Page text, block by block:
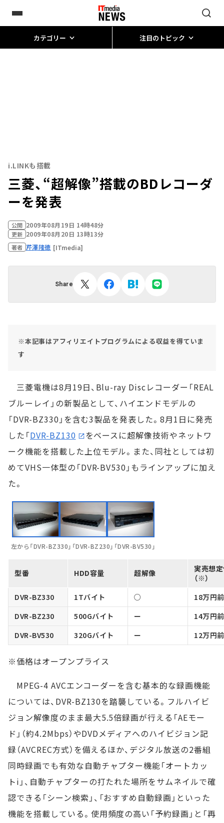
カテゴリー 注目のトピック
i.LINKも搭載
三菱、“超解像”搭載のBDレコーダ
ーを発表
公開 2009年08月19日 14時48分
更新 2009年08月20日 13時13分
著者 芹澤隆徳 [ITmedia]
Share
※本記事はアフィリエイトプログラムによる収益を得ていま
す
三菱電機は8月19日、Blu-ray Discレコーダー「REAL
ブルーレイ」の新製品として、ハイエンドモデルの
「DVR-BZ330」を含む3製品を発表した。8月1日に発売
した「DVR-BZ130
をベースに超解像技術やネットワ
ーク機能を搭載した上位モデル。また、同社としては初
めてVHS一体型の「DVR-BV530」もラインアップに加え
た。
左から「DVR-BZ330」「DVR-BZ230」「DVR-BV530」
型番 HDD容量 超解像
実売想
（※）
DVR-BZ330
1Tバイト ○
18万円
DVR-BZ230
500Gバイト ー
14万円
DVR-BV530
320Gバイト ー 12万円
※価格はオープンプライス
MPEG-4 AVCエンコーダーを含む基本的な録画機能
については、DVR-BZ130を踏襲している。フルハイビ
ジョン解像度のまま最大5.5倍録画が行える「AEモー
ド」（約4.2Mbps）やDVDメディアへのハイビジョン記
録（AVCREC方式）を備えるほか、デジタル放送の2番組
同時録画でも有効な自動チャプター機能「オートカッ
トi」、自動チャプターの打たれた場所をサムネイルで確
認できる「シーン検索」、「おすすめ自動録画」といった
機能を搭載している。使用頻度の高い「予約録画」と「再